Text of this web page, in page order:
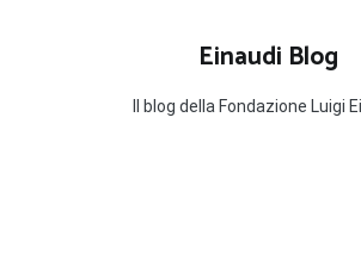
Einaudi Blog
Il blog della Fondazione Luigi